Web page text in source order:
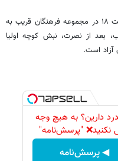
این مراسم روز چهارشنبه ۱۰ اسفند ۱۴۰۱، ساعت ۱۸ در مجموعه‌ فرهنگان قریب به
بعد از نصرت، نبش کوچه اولیا
آزاد است.
درد دارین؟ به هیچ وجه
نکنید❌ "پرسش‌نامه"
◀ پرسش‌نامه